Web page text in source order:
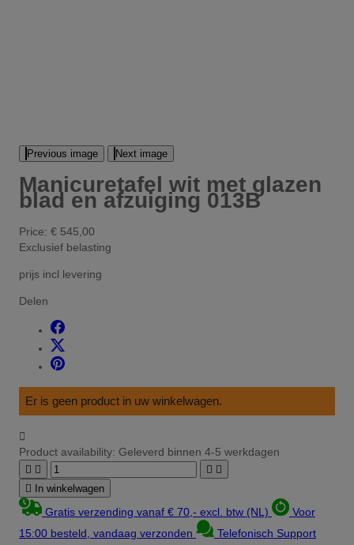
Previous image Next image
Manicuretafel wit met glazen
blad en afzuiging 013B
Price: € 545,00
Exclusief belasting
prijs incl levering
Delen
Er is geen product in uw winkelwagen.

Product availability: Geleverd binnen 4-5 werkdagen
   

In winkelwagen
Gratis verzending vanaf € 70,- excl. btw (NL)
Voor
15:00 besteld, vandaag verzonden
Telefonisch Support